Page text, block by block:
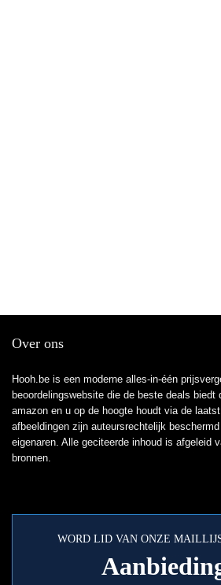
Over ons
Hooh.be is een moderne alles-in-één
beoordelingswebsite die de beste deals biedt
amazon en u op de hoogte houdt via de
afbeeldingen zijn auteursrechtelijk
eigenaren. Alle geciteerde inhoud is afgeleid
bronnen.
WORD LID VAN ONZE